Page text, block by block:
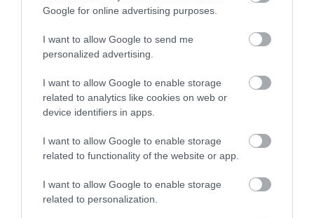
Google for online advertising purposes.
I want to allow Google to send me
personalized advertising.
I want to allow Google to enable storage
related to analytics like cookies on web or
device identifiers in apps.
I want to allow Google to enable storage
related to functionality of the website or app.
I want to allow Google to enable storage
related to personalization.
HÍREK A GARÁZSBÓL: CHERY TIGGO 9
2026. augusztus 06 Barta Autó
LAKÓÉPÜLETEK LÁNGOLTAK SZERDÁN
2026. augusztus 06 Riasztó
EGY EGRI CSALÁD TÖRTÉNE...
2026. augusztus 06| Sport